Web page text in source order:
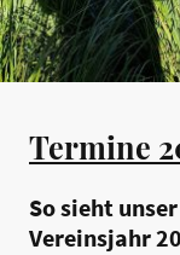
Termine
So sieht unser
Vereinsjahr